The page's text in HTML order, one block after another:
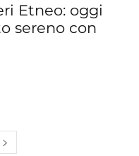
Etneo: oggi
sereno con